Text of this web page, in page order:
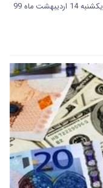
قیمت امروز ارز در بازار آزاد تهران در جریان معاملات یکشنبه 14 اردیبهشت ماه 99